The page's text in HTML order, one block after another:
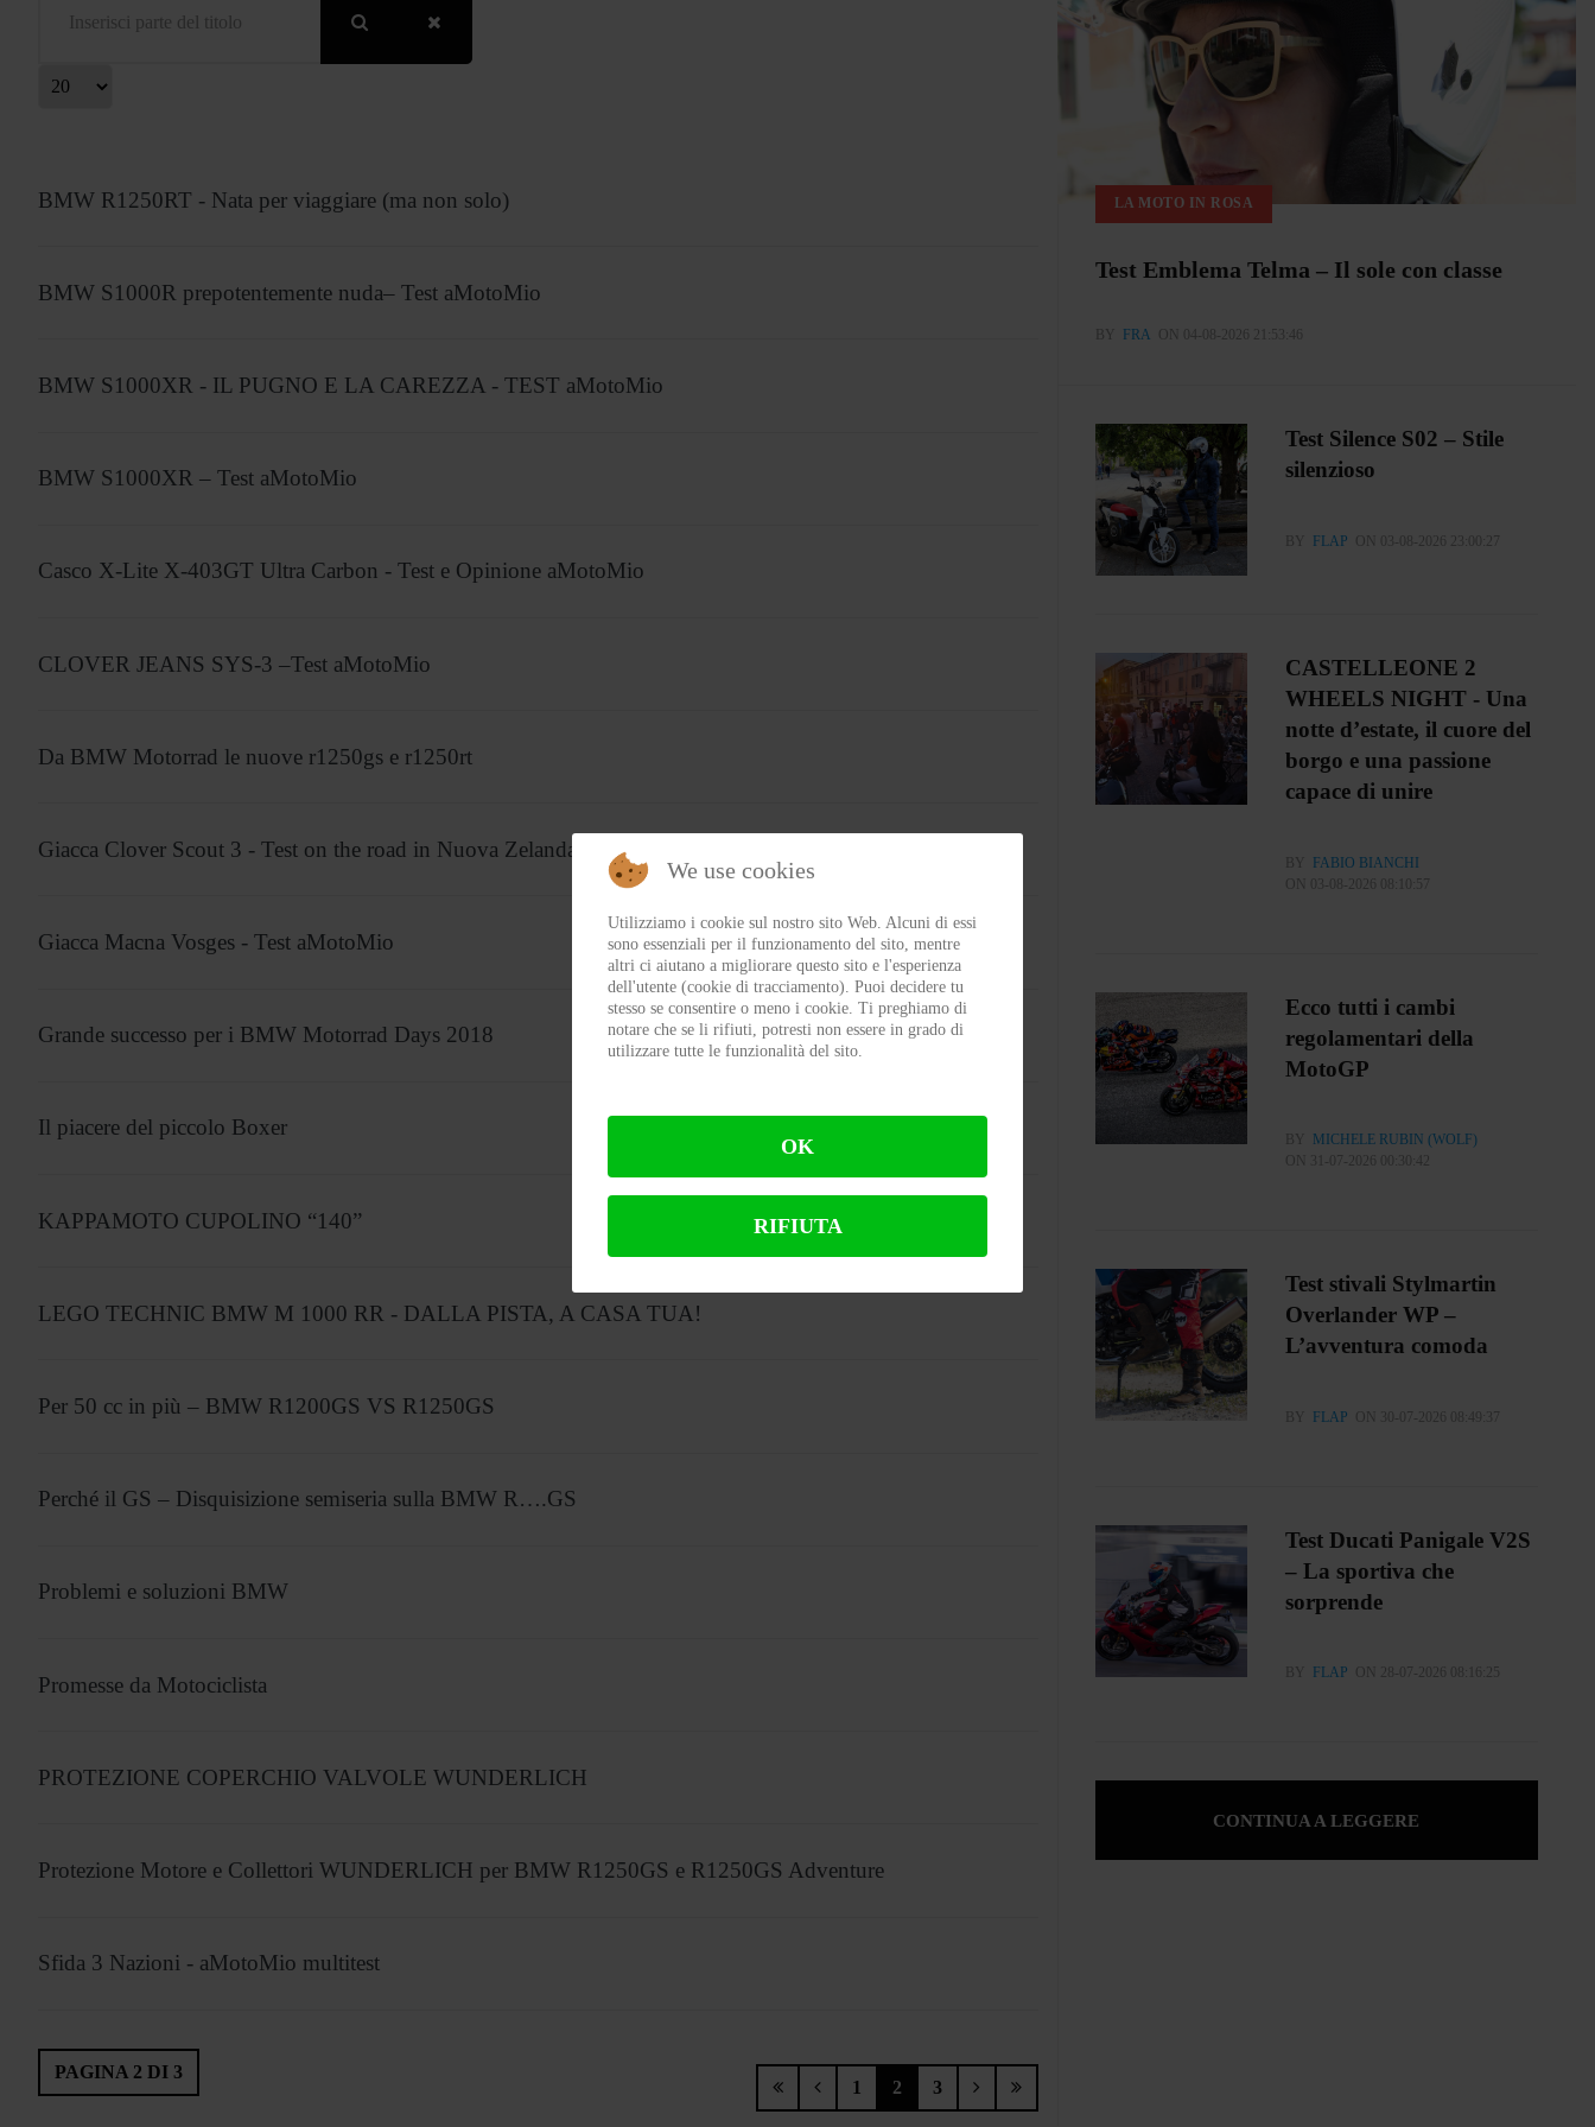
BMW R1250RT - Nata per viaggiare (ma non solo)
BMW S1000R prepotentemente nuda– Test aMotoMio
BMW S1000XR - IL PUGNO E LA CAREZZA - TEST aMotoMio
BMW S1000XR – Test aMotoMio
Casco X-Lite X-403GT Ultra Carbon - Test e Opinione aMotoMio
CLOVER JEANS SYS-3 –Test aMotoMio
Da BMW Motorrad le nuove r1250gs e r1250rt
Giacca Clover Scout 3 - Test on the road in Nuova Zelanda
Giacca Macna Vosges - Test aMotoMio
Grande successo per i BMW Motorrad Days 2018
Il piacere del piccolo Boxer
KAPPAMOTO CUPOLINO “140”
LEGO TECHNIC BMW M 1000 RR - DALLA PISTA, A CASA TUA!
Per 50 cc in più – BMW R1200GS VS R1250GS
Perché il GS – Disquisizione semiseria sulla BMW R….GS
Problemi e soluzioni BMW
Promesse da Motociclista
PROTEZIONE COPERCHIO VALVOLE WUNDERLICH
Protezione Motore e Collettori WUNDERLICH per BMW R1250GS e R1250GS Adventure
Sfida 3 Nazioni - aMotoMio multitest
PAGINA 2 DI 3
1 2 3
LA MOTO IN ROSA
Test Emblema Telma – Il sole con classe
BY FRA ON 04-08-2026 21:53:46
Test Silence S02 – Stile
silenzioso
BY FLAP ON 03-08-2026 23:00:27
CASTELLEONE 2
WHEELS NIGHT - Una
notte d’estate, il cuore del
borgo e una passione
capace di unire
BY
FABIO BIANCHI
ON 03-08-2026 08:10:57
Ecco tutti i cambi
regolamentari della
MotoGP
BY
MICHELE RUBIN (WOLF)
ON 31-07-2026 00:30:42
Test stivali Stylmartin
Overlander WP –
L’avventura comoda
BY FLAP ON 30-07-2026 08:49:37
Test Ducati Panigale V2S
– La sportiva che
sorprende
BY FLAP ON 28-07-2026 08:16:25
CONTINUA A LEGGERE
We use cookies
Utilizziamo i cookie sul nostro sito Web. Alcuni di essi
sono essenziali per il funzionamento del sito, mentre
altri ci aiutano a migliorare questo sito e l'esperienza
dell'utente (cookie di tracciamento). Puoi decidere tu
stesso se consentire o meno i cookie. Ti preghiamo di
notare che se li rifiuti, potresti non essere in grado di
utilizzare tutte le funzionalità del sito.
OK
RIFIUTA